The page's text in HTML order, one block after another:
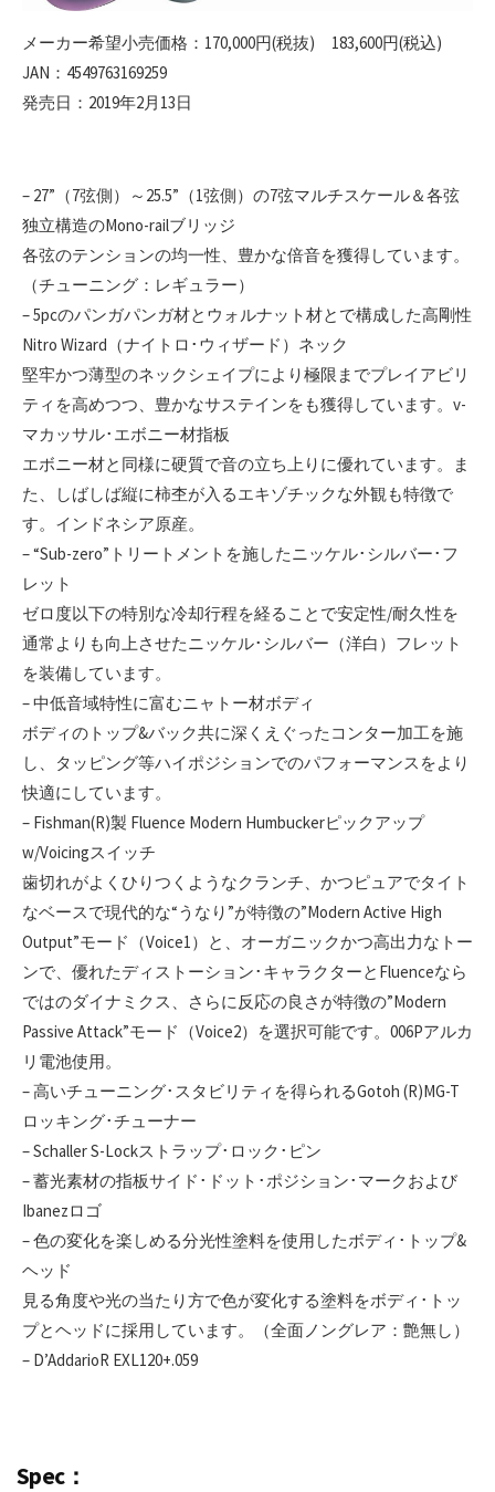
メーカー希望小売価格：170,000円(税抜) 183,600円(税込)
JAN：4549763169259
発売日：2019年2月13日
– 27”（7弦側）～25.5”（1弦側）の7弦マルチスケール＆各弦
独立構造のMono-railブリッジ
各弦のテンションの均一性、豊かな倍音を獲得しています。
（チューニング：レギュラー）
– 5pcのパンガパンガ材とウォルナット材とで構成した高剛性
Nitro Wizard（ナイトロ･ウィザード）ネック
堅牢かつ薄型のネックシェイプにより極限までプレイアビリ
ティを高めつつ、豊かなサステインをも獲得しています。v-
マカッサル･エボニー材指板
エボニー材と同様に硬質で音の立ち上りに優れています。ま
た、しばしば縦に柿杢が入るエキゾチックな外観も特徴で
す。インドネシア原産。
– “Sub-zero”トリートメントを施したニッケル･シルバー･フ
レット
ゼロ度以下の特別な冷却行程を経ることで安定性/耐久性を
通常よりも向上させたニッケル･シルバー（洋白）フレット
を装備しています。
– 中低音域特性に富むニャトー材ボディ
ボディのトップ&バック共に深くえぐったコンター加工を施
し、タッピング等ハイポジションでのパフォーマンスをより
快適にしています。
– Fishman(R)製 Fluence Modern Humbuckerピックアップ
w/Voicingスイッチ
歯切れがよくひりつくようなクランチ、かつピュアでタイト
なベースで現代的な“うなり”が特徴の”Modern Active High
Output”モード（Voice1）と、オーガニックかつ高出力なトー
ンで、優れたディストーション･キャラクターとFluenceなら
ではのダイナミクス、さらに反応の良さが特徴の”Modern
Passive Attack”モード（Voice2）を選択可能です。006Pアルカ
リ電池使用。
– 高いチューニング･スタビリティを得られるGotoh (R)MG-T
ロッキング･チューナー
– Schaller S-Lockストラップ･ロック･ピン
– 蓄光素材の指板サイド･ドット･ポジション･マークおよび
Ibanezロゴ
– 色の変化を楽しめる分光性塗料を使用したボディ･トップ&
ヘッド
見る角度や光の当たり方で色が変化する塗料をボディ･トッ
プとヘッドに採用しています。（全面ノングレア：艶無し）
– D’AddarioR EXL120+.059
Spec：